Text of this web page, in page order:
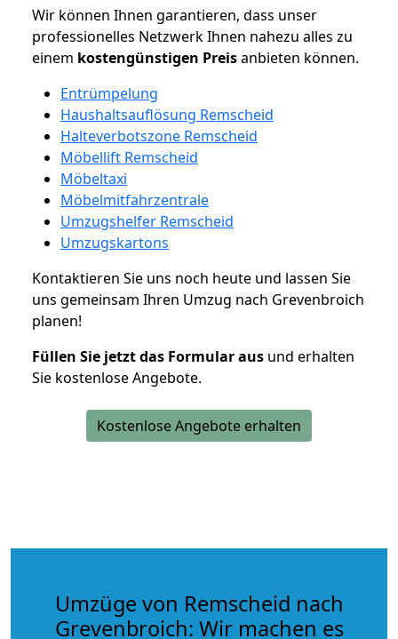
Wir können Ihnen garantieren, dass unser
professionelles Netzwerk Ihnen nahezu alles zu
einem kostengünstigen Preisanbieten können.
Entrümpelung
Haushaltsauflösung Remscheid
Halteverbotszone Remscheid
Möbellift Remscheid
Möbeltaxi
Möbelmitfahrzentrale
Umzugshelfer Remscheid
Umzugskartons
Kontaktieren Sie uns noch heute und lassen Sie
uns gemeinsam Ihren Umzug nach Grevenbroich
planen!
Füllen Sie jetzt das Formular aus und erhalten
Sie kostenlose Angebote.
Kostenlose Angebote erhalten
Umzüge von Remscheid nach
Grevenbroich: Wir machen es